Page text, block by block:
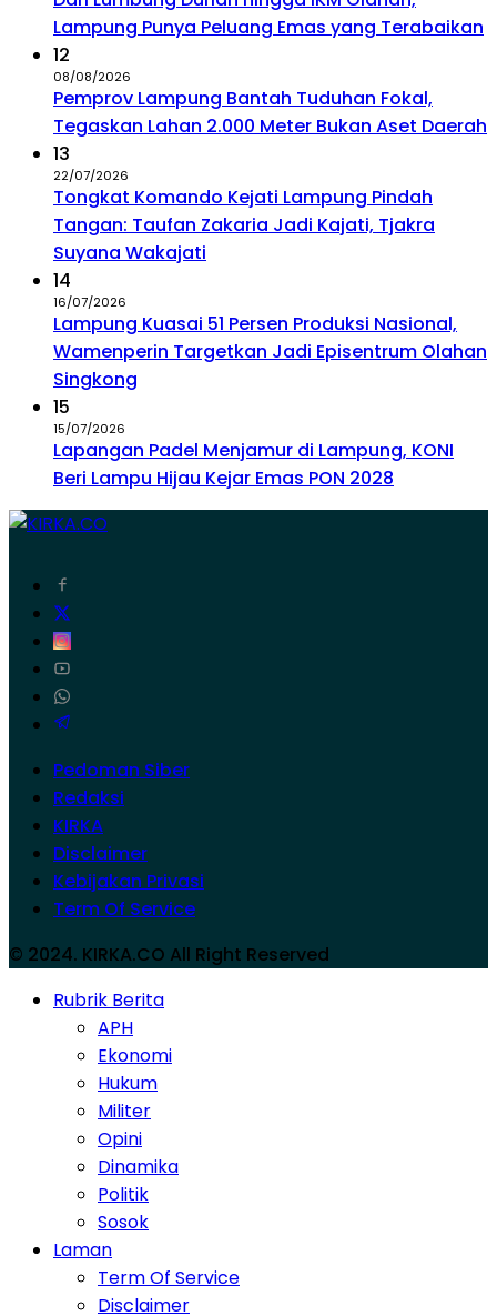
Lampung Punya Peluang Emas yang Terabaikan
12
08/08/2026
Pemprov Lampung Bantah Tuduhan Fokal,
Tegaskan Lahan 2.000 Meter Bukan Aset Daerah
13
22/07/2026
Tongkat Komando Kejati Lampung Pindah
Tangan: Taufan Zakaria Jadi Kajati, Tjakra
Suyana Wakajati
14
16/07/2026
Lampung Kuasai 51 Persen Produksi Nasional,
Wamenperin Targetkan Jadi Episentrum Olahan
Singkong
15
15/07/2026
Lapangan Padel Menjamur di Lampung, KONI
Beri Lampu Hijau Kejar Emas PON 2028
Pedoman Siber
Redaksi
KIRKA
Disclaimer
Kebijakan Privasi
Term Of Service
© 2024. KIRKA.CO All Right Reserved
Rubrik Berita
APH
Ekonomi
Hukum
Militer
Opini
Dinamika
Politik
Sosok
Laman
Term Of Service
Disclaimer